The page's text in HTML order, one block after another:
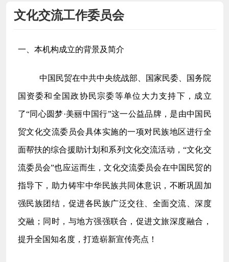
文化交流工作委员会
一、本机构成立的背景及简介
中国民贸在中共中央统战部、国家民委、国务院
国资委和全国政协民宗委等单位大力支持下，成立
了“同心圆梦·美丽中国行”这一公益品牌，是由中国民
贸文化交流委员会具体实施的一项对民族地区进行全
面帮扶的综合援助计划和系列文化交流活动，“文化交
流委员会”也应运而生，文化交流委员会在中国民贸的
指导下，助力铸牢中华民族共同体意识，不断巩固加
强民族团结，促进各民族广泛交往、全面交流、深度
交融；同时，与地方强强联合，促进文旅深度融合，
提升全国知名度，打造崭新宣传亮点！